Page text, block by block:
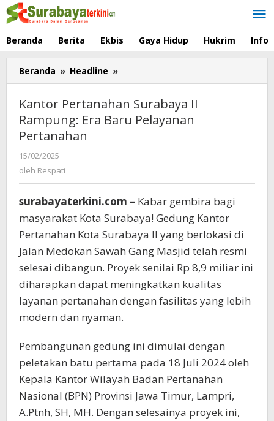
Lewati
ke
Beranda Berita Ekbis Gaya Hidup Hukrim Info
Beranda » Headline »
Pertanahan
II
Rampung:
Kantor Pertanahan Surabaya II
Rampung: Era Baru Pelayanan
Pertanahan
15/02/2025
oleh Respati
surabayaterkini.com – Kabar gembira bagi
masyarakat Kota Surabaya! Gedung Kantor
Pertanahan Kota Surabaya II yang berlokasi di
Jalan Medokan Sawah Gang Masjid telah resmi
selesai dibangun. Proyek senilai Rp 8,9 miliar ini
diharapkan dapat meningkatkan kualitas
layanan pertanahan dengan fasilitas yang lebih
modern dan nyaman.
Pembangunan gedung ini dimulai dengan
peletakan batu pertama pada 18 Juli 2024 oleh
Kepala Kantor Wilayah Badan Pertanahan
Nasional (BPN) Provinsi Jawa Timur, Lampri,
A.Ptnh, SH, MH. Dengan selesainya proyek ini,